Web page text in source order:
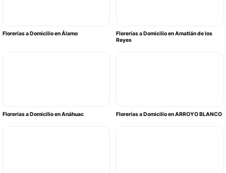
Florerías a Domicilio en Álamo
Florerías a Domicilio en Amatlán de los
Reyes
Florerías a Domicilio en Anáhuac Florerías a Domicilio en ARROYO BLANCO